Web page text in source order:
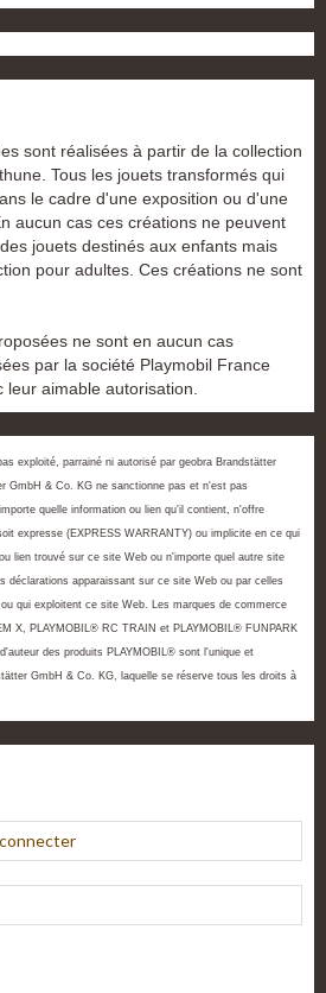
sont réalisées à partir de la collection
Tous les jouets transformés qui
le cadre d'une exposition ou d'une
aucun cas ces créations ne peuvent
jouets destinés aux enfants mais
pour adultes. Ces créations ne sont
ne sont en aucun cas
par la société Playmobil France
aimable autorisation.
exploité, parrainé ni autorisé par geobra Brandstätter
GmbH & Co. KG ne sanctionne pas et n'est pas
quelle information ou lien qu'il contient, n'offre
expresse (EXPRESS WARRANTY) ou implicite en ce qui
lien trouvé sur ce site Web ou n'importe quel autre site
déclarations apparaissant sur ce site Web ou par celles
qui exploitent ce site Web. Les marques de commerce
X, PLAYMOBIL® RC TRAIN et PLAYMOBIL® FUNPARK
des produits PLAYMOBIL® sont l'unique et
GmbH & Co. KG, laquelle se réserve tous les droits à